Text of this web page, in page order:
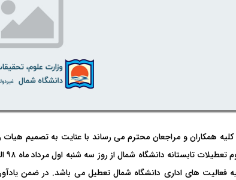
کلیه همکاران و مراجعان محترم می رساند با عنایت به تصمیم
فعالیت های اداری دانشگاه شمال تعطیل می باشد. در ضمن